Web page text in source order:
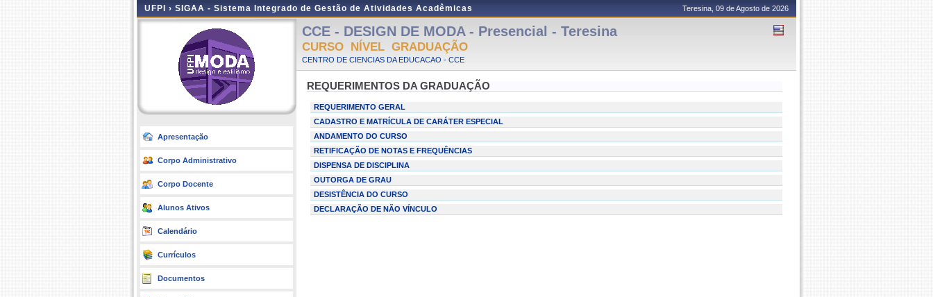
UFPI › SIGAA - Sistema Integrado de Gestão de Atividades Acadêmicas Teresina, 09 de Agosto de 2026
Apresentação
Corpo Administrativo
Corpo Docente
Alunos Ativos
Calendário
Currículos
Documentos
CCE - DESIGN DE MODA - Presencial - Teresina
CURSO NÍVEL GRADUAÇÃO
CENTRO DE CIENCIAS DA EDUCACAO - CCE
REQUERIMENTOS DA GRADUAÇÃO
REQUERIMENTO GERAL
CADASTRO E MATRÍCULA DE CARÁTER ESPECIAL
ANDAMENTO DO CURSO
RETIFICAÇÃO DE NOTAS E FREQUÊNCIAS
DISPENSA DE DISCIPLINA
OUTORGA DE GRAU
DESISTÊNCIA DO CURSO
DECLARAÇÃO DE NÃO VÍNCULO